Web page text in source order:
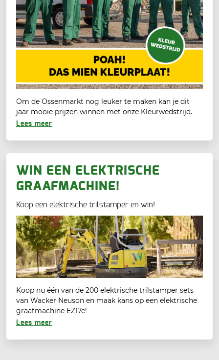
Om de Ossenmarkt nog leuker te maken kan je dit
jaar mooie prijzen winnen met onze Kleurwedstrijd.
Lees meer
WIN EEN ELEKTRISCHE
GRAAFMACHINE!
Koop een elektrische trilstamper en win!
Koop nu één van de 200 elektrische trilstamper sets
van Wacker Neuson en maak kans op een elektrische
graafmachine EZ17e!
Lees meer